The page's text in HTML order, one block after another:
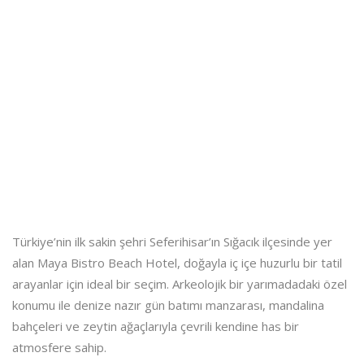
Türkiye’nin ilk sakin şehri Seferihisar’ın Sığacık ilçesinde yer
alan Maya Bistro Beach Hotel, doğayla iç içe huzurlu bir tatil
arayanlar için ideal bir seçim. Arkeolojik bir yarımadadaki özel
konumu ile denize nazır gün batımı manzarası, mandalina
bahçeleri ve zeytin ağaçlarıyla çevrili kendine has bir
atmosfere sahip.